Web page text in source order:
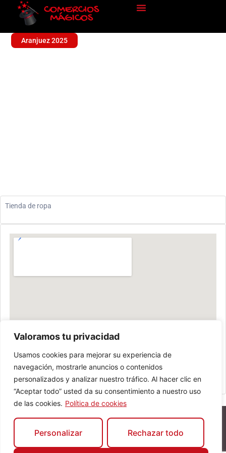
Valoramos tu privacidad
Usamos cookies para mejorar su experiencia de
navegación, mostrarle anuncios o contenidos
personalizados y analizar nuestro tráfico. Al hacer clic en
“Aceptar todo” usted da su consentimiento a nuestro uso
de las cookies. Política de cookies
Personalizar Rechazar todo
Aranjuez 2025
Tienda de ropa